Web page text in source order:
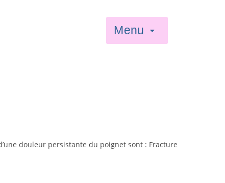
Menu
douleur persistante du poignet sont : Fracture